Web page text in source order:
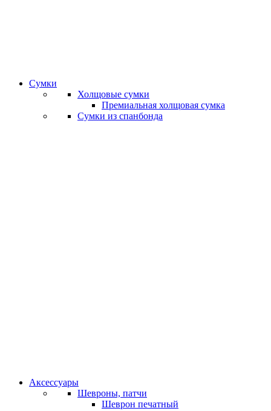
Сумки
Холщовые сумки
Премиальная холщовая сумка
Сумки из спанбонда
Аксессуары
Шевроны, патчи
Шеврон печатный